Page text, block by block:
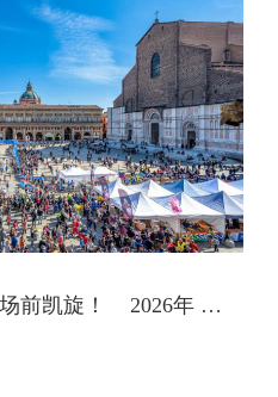
场前凯旋！ 2026年 …